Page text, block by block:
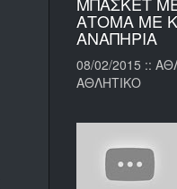
ΑΤΟΜΑ ΜΕ
ΑΝΑΠΗΡΙΑ
08/02/2015 ::
ΑΘΛΗΤΙΚΟ